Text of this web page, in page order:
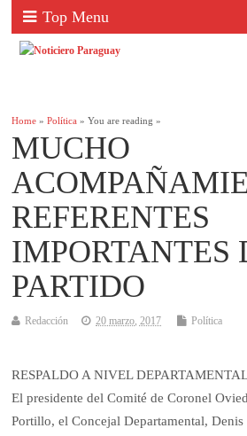
Top Menu
Home »Política » You are reading »
MUCHO
REFERENTES
IMPORTANTES
PARTIDO
Redacción 20 marzo, 2017 Política
RESPALDO A NIVEL
El presidente del Comité de Coronel
Portillo, el Concejal Departamental,